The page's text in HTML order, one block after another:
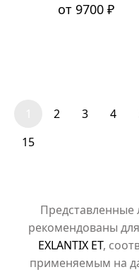
от 9700 ₽
2 3 4
15
Представленные
рекомендованы
EXLANTIX ET,
применяемым на